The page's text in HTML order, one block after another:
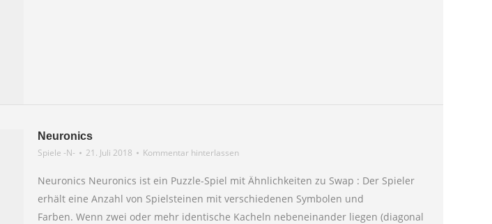
Neuronics
Spiele -N-
21. Juli 2018 Kommentar hinterlassen
Neuronics Neuronics ist ein Puzzle-Spiel mit Ähnlichkeiten zu Swap : Der Spieler
erhält eine Anzahl von Spielsteinen mit verschiedenen Symbolen und
Farben. Wenn zwei oder mehr identische Kacheln nebeneinander liegen (diagonal